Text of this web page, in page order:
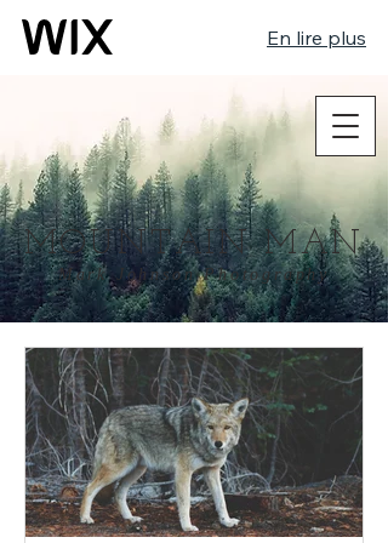
En lire plus